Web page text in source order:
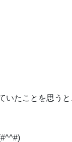
いたことを思うと